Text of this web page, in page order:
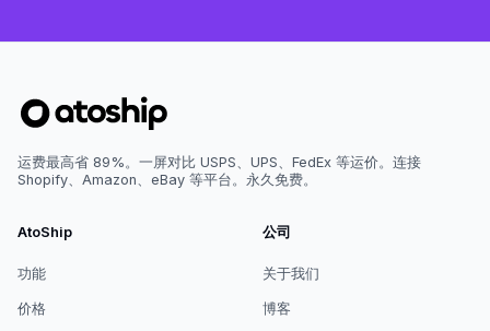
运费最高省 89%。一屏对比 USPS、UPS、FedEx 等运价。连接
Shopify、Amazon、eBay 等平台。永久免费。
AtoShip
功能
价格
公司
关于我们
博客